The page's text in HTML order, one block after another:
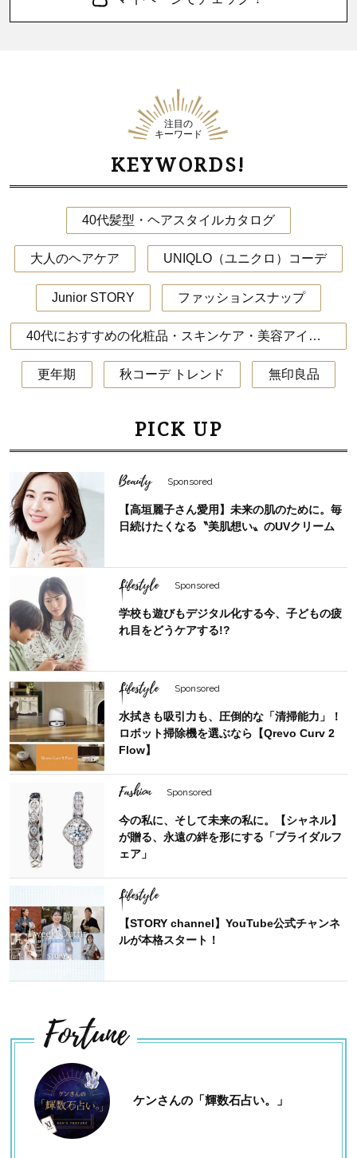
注目の
キーワード
KEYWORDS!
40代髪型・ヘアスタイルカタログ
大人のヘアケア UNIQLO（ユニクロ）コーデ
Junior STORY ファッションスナップ
40代におすすめの化粧品・スキンケア・美容アイテム
更年期 秋コーデ トレンド 無印良品
PICK UP
Beauty Sponsored
【高垣麗子さん愛用】未来の肌のために。毎
日続けたくなる〝美肌想い〟のUVクリーム
Lifestyle Sponsored
学校も遊びもデジタル化する今、子どもの疲
れ目をどうケアする!?
Lifestyle Sponsored
水拭きも吸引力も、圧倒的な「清掃能力」！
ロボット掃除機を選ぶなら【Qrevo Curv 2
Flow】
Fashion Sponsored
今の私に、そして未来の私に。【シャネル】
が贈る、永遠の絆を形にする「ブライダルフ
ェア」
Lifestyle
【STORY channel】YouTube公式チャンネ
ルが本格スタート！
Fortune
ケンさんの「輝数石占い。」